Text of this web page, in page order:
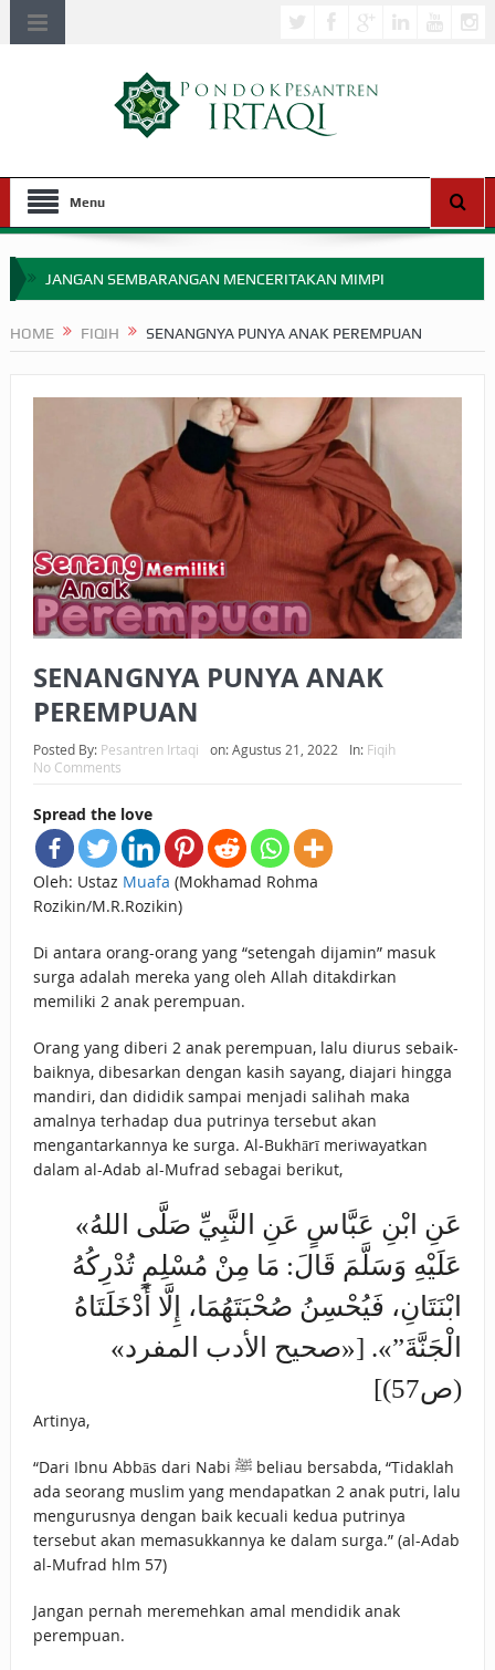
Menu
JANGAN SEMBARANGAN MENCERITAKAN MIMPI
APA HUKUM MEMPERCEPAT PEMBAYARAN ZAKAT
SEBELUM TIBA SAAT WAJIB?
HAKIKAT NIKMAT DI DUNIA!
BAGAIMANA CARA MEMBAYAR ZAKAT UANG?
UANG HARAM BISA MENJADI HALAL JIKA SEBAB
KEPEMILIKANNYA BERUBAH
BAHASA CINTA KARENA ALLAH
HUKUM MEMBAYAR ZAKAT DENGAN CARA MENGANGSUR
HOME FIQIH SENANGNYA PUNYA ANAK PEREMPUAN
SENANGNYA PUNYA ANAK
PEREMPUAN
Posted By: Pesantren Irtaqi on:Agustus 21, 2022 In: Fiqih
No Comments
Spread the love
Oleh: Ustaz Muafa (Mokhamad Rohma
Rozikin/M.R.Rozikin)
Di antara orang-orang yang “setengah dijamin” masuk
surga adalah mereka yang oleh Allah ditakdirkan
memiliki 2 anak perempuan.
Orang yang diberi 2 anak perempuan, lalu diurus sebaik-
baiknya, dibesarkan dengan kasih sayang, diajari hingga
mandiri, dan dididik sampai menjadi salihah maka
amalnya terhadap dua putrinya tersebut akan
mengantarkannya ke surga. Al-Bukhārī meriwayatkan
dalam al-Adab al-Mufrad sebagai berikut,
«عَنِ ابْنِ عَبَّاسٍ عَنِ النَّبِيِّ صَلَّى اللهُ
عَلَيْهِ وَسَلَّمَ قَالَ: مَا مِنْ ‌مُسْلِمٍ ‌تُدْرِكُهُ
‌ابْنَتَانِ، ‌فَيُحْسِنُ صُحْبَتَهُمَا، إِلَّا أَدْخَلَتَاهُ
الْجَنَّةَ”». [«صحيح الأدب المفرد»
(ص57)]
Artinya,
“Dari Ibnu Abbās dari Nabi ﷺ beliau bersabda, “Tidaklah
ada seorang muslim yang mendapatkan 2 anak putri, lalu
mengurusnya dengan baik kecuali kedua putrinya
tersebut akan memasukkannya ke dalam surga.” (al-Adab
al-Mufrad hlm 57)
Jangan pernah meremehkan amal mendidik anak
perempuan.